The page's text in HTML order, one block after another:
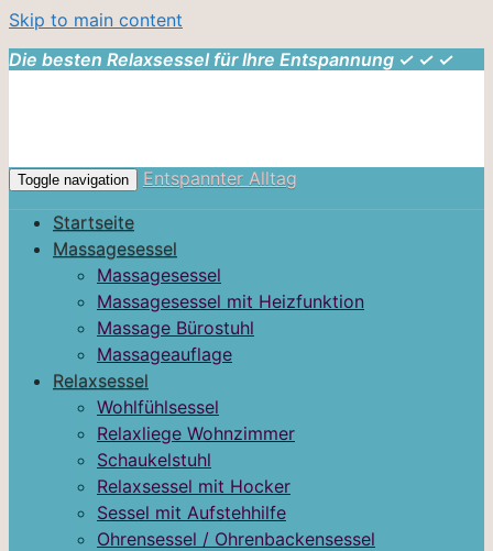
Skip to main content
Die besten Relaxsessel für Ihre Entspannung ✓ ✓ ✓
Toggle navigation
Entspannter Alltag
Startseite
Massagesessel
Massagesessel
Massagesessel mit Heizfunktion
Massage Bürostuhl
Massageauflage
Relaxsessel
Wohlfühlsessel
Relaxliege Wohnzimmer
Schaukelstuhl
Relaxsessel mit Hocker
Sessel mit Aufstehhilfe
Ohrensessel / Ohrenbackensessel